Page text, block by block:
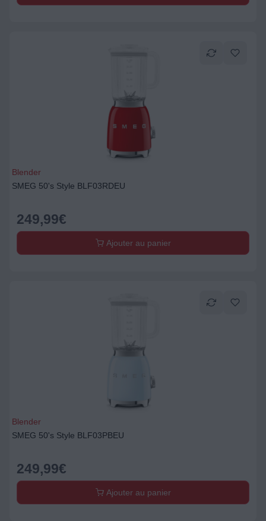
Blender
SMEG 50's Style BLF03RDEU
249,99€
Ajouter au panier
Blender
SMEG 50's Style BLF03PBEU
249,99€
Ajouter au panier